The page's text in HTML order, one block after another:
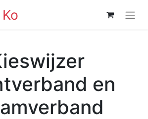
en